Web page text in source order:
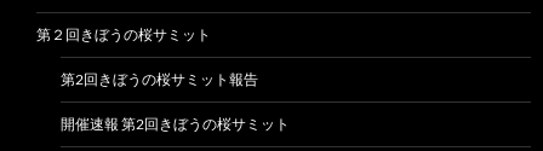
第２回きぼうの桜サミット
第2回きぼうの桜サミット報告
開催速報 第2回きぼうの桜サミット